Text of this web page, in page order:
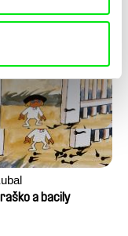
a bacily